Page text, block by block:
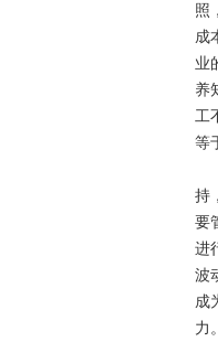
照
成
业
养
工
等
持
要
进
波
成
力